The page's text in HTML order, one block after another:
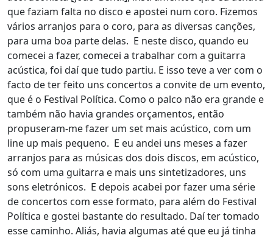
que faziam falta no disco e apostei num coro. Fizemos
vários arranjos para o coro, para as diversas canções,
para uma boa parte delas. E neste disco, quando eu
comecei a fazer, comecei a trabalhar com a guitarra
acústica, foi daí que tudo partiu. E isso teve a ver com o
facto de ter feito uns concertos a convite de um evento,
que é o Festival Política. Como o palco não era grande e
também não havia grandes orçamentos, então
propuseram-me fazer um set mais acústico, com um
line up mais pequeno. E eu andei uns meses a fazer
arranjos para as músicas dos dois discos, em acústico,
só com uma guitarra e mais uns sintetizadores, uns
sons eletrónicos. E depois acabei por fazer uma série
de concertos com esse formato, para além do Festival
Política e gostei bastante do resultado. Daí ter tomado
esse caminho. Aliás, havia algumas até que eu já tinha